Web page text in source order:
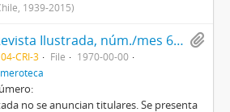
1939-2015)
China Revista Ilustrada, núm./mes 6, año 1970
CRI-3 File
1970-00-00
no se anuncian titulares. Se presenta